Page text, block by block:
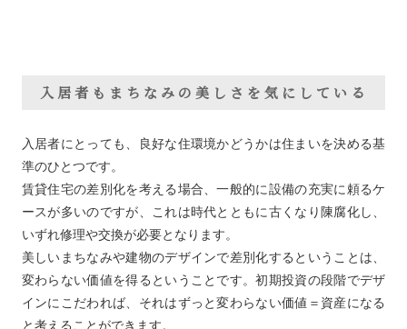
入居者もまちなみの美しさを気にしている
入居者にとっても、良好な住環境かどうかは住まいを決める基
準のひとつです。
賃貸住宅の差別化を考える場合、一般的に設備の充実に頼るケ
ースが多いのですが、これは時代とともに古くなり陳腐化し、
いずれ修理や交換が必要となります。
美しいまちなみや建物のデザインで差別化するということは、
変わらない価値を得るということです。初期投資の段階でデザ
インにこだわれば、それはずっと変わらない価値＝資産になる
と考えることができます。